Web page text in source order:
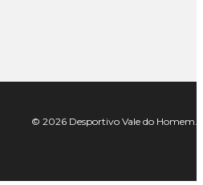
© 2026 Desportivo Vale do Homem.